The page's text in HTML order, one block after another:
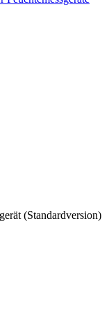
(Standardversion)